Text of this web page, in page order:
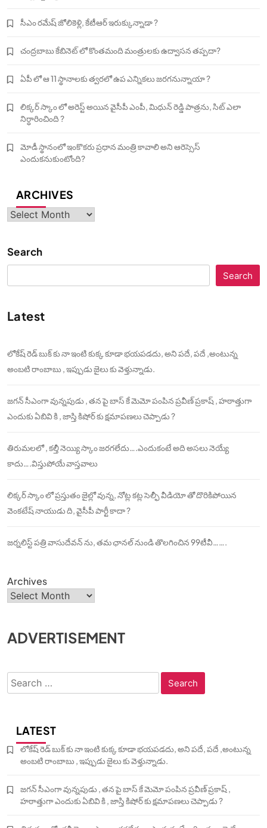
సీఎం రమేష్ జోలికెళ్లి, కేటీఆర్ ఇరుక్కున్నాడా ?
చంద్రబాబు కేబినెట్ లో కొంతమంది మంత్రులకు ఉద్వాసన తప్పదా?
ఏపీ లో ఆ 11 స్థానాలకు త్వరలో ఉప ఎన్నికలు జరగనున్నాయా ?
లిక్కర్ స్కాం లో అరెస్ట్ అయిన వైసీపీ ఎంపీ, మిధున్ రెడ్డి పాత్రను, సిట్ ఎలా
నిర్ధారించింది ?
మోడీ స్థానంలో ఇంకొకరు ప్రధాన మంత్రి కావాలి అని ఆరెస్సెస్‌
ఎందుకనుకుంటోంది?
ARCHIVES
Archives
Search
Search
Latest
లోకేష్ రెడ్ బుక్ కు నా ఇంటి కుక్క కూడా భయపడదు, అని పదే, పదే ,అంటున్న
అంబటి రాంబాబు , ఇప్పుడు జైలు కు వెళ్తున్నాడు.
జగన్ సీఎంగా వున్నపుడు , తన పై బాస్ కే మెమో పంపిన ప్రవీణ్ ప్రకాష్ , హఠాత్తుగా
ఎందుకు ఏబివి కి , జాస్తి కిషోర్ కు క్షమాపణలు చెప్పాడు ?
తిరుమలలో , కల్తీ నెయ్యి స్కాం జరగలేదు….ఎందుకంటే అది అసలు నెయ్యే
కాదు….విస్తుపోయే వాస్తవాలు
లిక్కర్ స్కాం లో ప్రస్తుతం జైల్లో వున్న, నోట్ల కట్ల సెల్ఫీ వీడియో తో దొరికిపోయిన
వెంకటేష్ నాయుడు ది, వైసీపీ పార్టీ కాదా ?
జర్నలిస్ట్ పత్రి వాసుదేవన్ ను, తమ ఛానల్ నుండి తొలగించిన 99టీవీ…….
Archives
ADVERTISEMENT
Search
for:
LATEST
లోకేష్ రెడ్ బుక్ కు నా ఇంటి కుక్క కూడా భయపడదు, అని పదే, పదే ,అంటున్న
అంబటి రాంబాబు , ఇప్పుడు జైలు కు వెళ్తున్నాడు.
జగన్ సీఎంగా వున్నపుడు , తన పై బాస్ కే మెమో పంపిన ప్రవీణ్ ప్రకాష్ ,
హఠాత్తుగా ఎందుకు ఏబివి కి , జాస్తి కిషోర్ కు క్షమాపణలు చెప్పాడు ?